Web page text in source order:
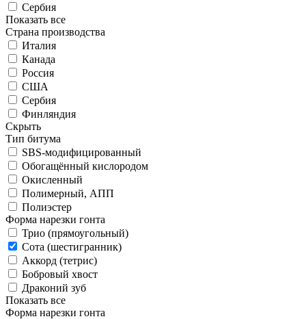
Сербия
Показать все
Страна производства
Италия
Канада
Россия
США
Сербия
Финляндия
Скрыть
Тип битума
SBS-модифицированный
Обогащённый кислородом
Окисленный
Полимерный, АПП
Полиэстер
Форма нарезки гонта
Трио (прямоугольный)
Сота (шестигранник)
Аккорд (тетрис)
Бобровый хвост
Драконий зуб
Показать все
Форма нарезки гонта